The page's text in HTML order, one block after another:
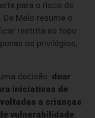
para o risco de
Melo resume o
restrita ao topo
os privilégios;
decisão: doar
iniciativas de
a crianças
vulnerabilidade.